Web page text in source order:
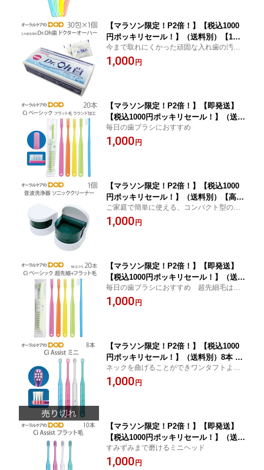
【マラソン限定！P2倍！】【税込1000
円ポッキリセール！】（送料別）【1
個】GCSI Dr.OH歯 ドクターオーハー 3
g×30包 入れ歯洗浄剤【洗浄剤祭】【メ
今まで取れにくかった頑固な入れ歯の汚れ
が、綺麗に取れる！高齢者・介護用口腔ケ
アに
1,000円
【マラソン限定！P2倍！】【即発送】
【税込1000円ポッキリセール！】（送料
別）【歯科医院専用】Ci ベーシック フ
ラット毛（ラウンド加工） 歯ブラシ 20
毎日の歯ブラシにおすすめ
1,000円
【マラソン限定！P2倍！】【税込1000
円ポッキリセール！】（送料別）【高齢
者・介護用口腔ケア】 ソニッククリー
ナー 小型音波洗浄器 入れ歯ケース【メ
ご家庭で簡単に使える、コンパクト型の振
動派クリーナーです。清潔な入れ歯で気持
ちいい毎日を。
1,000円
【マラソン限定！P2倍！】【即発送】
【税込1000円ポッキリセール！】（送料
別）【歯科医院専用】Ci ベーシック 超
先細+毛 フラット毛 M/ふつう 歯ブラシ
毎日の歯ブラシにおすすめ 超先細毛は歯
垢をやさしく除去できます
1,000円
【マラソン限定！P2倍！】【税込1000
円ポッキリセール！】（送料別）8本 Ci
Assist アシスト mini ミニ 【メール便
可 4セットまで】
ネックを曲げることができワンタフトより
簡単
1,000円
【マラソン限定！P2倍！】【即発送】
【税込1000円ポッキリセール！】（送料
別）10本 Ci Assist アシスト フラット
毛 M・S 【メール便可 4セットまで】
すみずみまで磨けるミニヘッド
1,000円